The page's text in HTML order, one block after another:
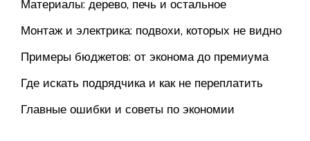
Материалы: дерево, печь и остальное
Монтаж и электрика: подвохи, которых не видно
Примеры бюджетов: от эконома до премиума
Где искать подрядчика и как не переплатить
Главные ошибки и советы по экономии